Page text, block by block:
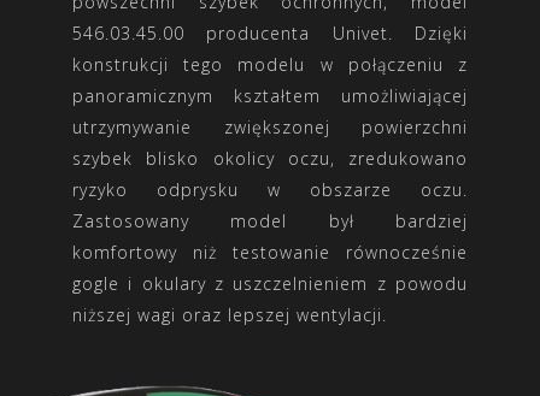
546.03.45.00 producenta Univet. Dzięki
konstrukcji tego modelu w połączeniu z
panoramicznym kształtem umożliwiającej
utrzymywanie zwiększonej powierzchni
szybek blisko okolicy oczu, zredukowano
ryzyko odprysku w obszarze oczu.
Zastosowany model był bardziej
komfortowy niż testowanie równocześnie
gogle i okulary z uszczelnieniem z powodu
niższej wagi oraz lepszej wentylacji.